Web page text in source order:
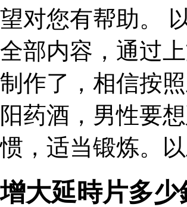
望对您有帮助。
全部内容，通过
制作了，相信按
阳药酒，男性要
惯，适当锻炼。
增大延時片多